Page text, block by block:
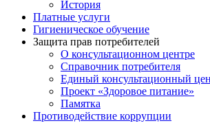
История
Платные услуги
Гигиеническое обучение
Защита прав потребителей
О консультационном центре
Справочник потребителя
Единый консультационный
Проект «Здоровое питание»
Памятка
Противодействие коррупции